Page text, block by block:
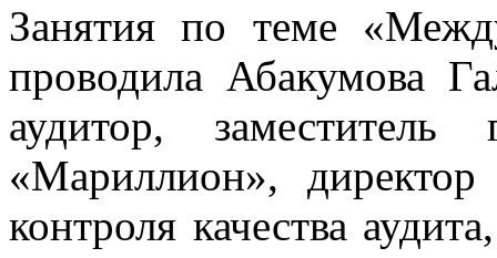
Занятия по теме
проводила Абакумова
аудитор, заместитель
«Мариллион»,
контроля качества